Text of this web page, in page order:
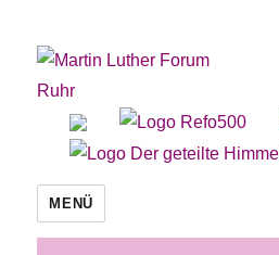
Martin Luther
MENÜ